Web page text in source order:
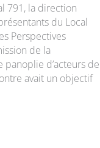
791, la direction
du Local
Perspectives
de la
panoplie d’acteurs de
avait un objectif